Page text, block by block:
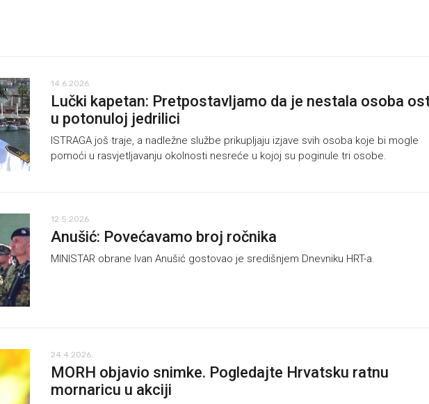
14.6.2026.
Lučki kapetan: Pretpostavljamo da je nestala osoba
u potonuloj jedrilici
ISTRAGA još traje, a nadležne službe prikupljaju izjave svih osoba koje bi mogle
pomoći u rasvjetljavanju okolnosti nesreće u kojoj su poginule tri osobe.
12.5.2026.
Anušić: Povećavamo broj ročnika
MINISTAR obrane Ivan Anušić gostovao je središnjem Dnevniku HRT-a.
24.4.2026.
MORH objavio snimke. Pogledajte Hrvatsku ratnu
mornaricu u akciji